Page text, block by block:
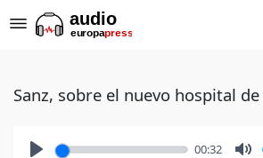
Sanz, sobre el nuevo hospital
00:32